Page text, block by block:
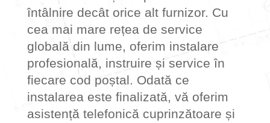
întâlnire decât orice alt furnizor. Cu
cea mai mare rețea de service
globală din lume, oferim instalare
profesională, instruire și service în
fiecare cod poștal. Odată ce
instalarea este finalizată, vă oferim
asistență telefonică cuprinzătoare și